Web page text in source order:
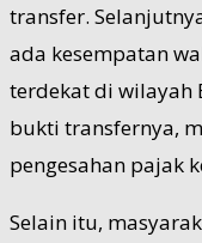
transfer.
ada kesempatan
terdekat di wilayah
bukti transfernya,
pengesahan pajak
Selain itu,